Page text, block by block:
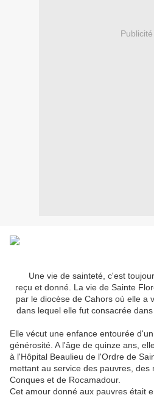
Publicité
Une vie de sainteté, c'est
reçu et donné. La vie de Sainte
par le diocèse de Cahors où elle a
dans lequel elle fut consacrée
Elle vécut une enfance entourée
générosité. A l'âge de quinze ans,
à l'Hôpital Beaulieu de l'Ordre de
mettant au service des pauvres, des
Conques et de Rocamadour.
Cet amour donné aux pauvres était